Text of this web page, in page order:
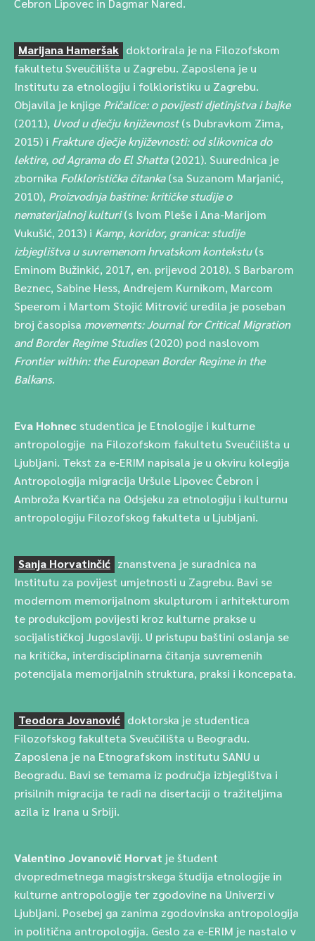
Čebron Lipovec in Dagmar Nared.
Marijana Hameršak doktorirala je na Filozofskom
fakultetu Sveučilišta u Zagrebu. Zaposlena je u
Institutu za etnologiju i folkloristiku u Zagrebu.
Objavila je knjige Pričalice: o povijesti djetinjstva i bajke
(2011), Uvod u dječju književnost(s Dubravkom Zima,
2015) i Frakture dječje književnosti: od slikovnica do
lektire, od Agrama do El Shatta(2021). Suurednica je
zbornika Folkloristička čitanka(sa Suzanom Marjanić,
2010), Proizvodnja baštine: kritičke studije o
nematerijalnoj kulturi(s Ivom Pleše i Ana-Marijom
Vukušić, 2013) i Kamp, koridor, granica: studije
izbjeglištva u suvremenom hrvatskom kontekstu(s
Eminom Bužinkić, 2017, en. prijevod 2018). S Barbarom
Beznec, Sabine Hess, Andrejem Kurnikom, Marcom
Speerom i Martom Stojić Mitrović uredila je poseban
broj časopisa movements: Journal for Critical Migration
and Border Regime Studies(2020) pod naslovom
Frontier within: the European Border Regime in the
Balkans.
Eva Hohnec studentica je Etnologije i kulturne
antropologije na Filozofskom fakultetu Sveučilišta u
Ljubljani. Tekst za e-ERIM napisala je u okviru kolegija
Antropologija migracija Uršule Lipovec Čebron i
Ambroža Kvartiča na Odsjeku za etnologiju i kulturnu
antropologiju Filozofskog fakulteta u Ljubljani.
Sanja Horvatinčić znanstvena je suradnica na
Institutu za povijest umjetnosti u Zagrebu. Bavi se
modernom memorijalnom skulpturom i arhitekturom
te produkcijom povijesti kroz kulturne prakse u
socijalističkoj Jugoslaviji. U pristupu baštini oslanja se
na kritička, interdisciplinarna čitanja suvremenih
potencijala memorijalnih struktura, praksi i koncepata.
Teodora Jovanović doktorska je studentica
Filozofskog fakulteta Sveučilišta u Beogradu.
Zaposlena je na Etnografskom institutu SANU u
Beogradu. Bavi se temama iz područja izbjeglištva i
prisilnih migracija te radi na disertaciji o tražiteljima
azila iz Irana u Srbiji.
Valentino Jovanovič Horvat je študent
dvopredmetnega magistrskega študija etnologije in
kulturne antropologije ter zgodovine na Univerzi v
Ljubljani. Posebej ga zanima zgodovinska antropologija
in politična antropologija. Geslo za e-ERIM je nastalo v